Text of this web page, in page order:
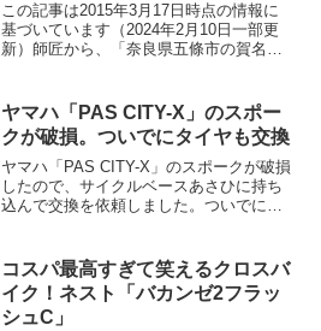
この記事は2015年3月17日時点の情報に
基づいています（2024年2月10日一部更
新）師匠から、「奈良県五條市の賀名生
を受けました。で、師匠は電チャリ（ヤ
マハ・PAS...
ヤマハ「PAS CITY-X」のスポー
クが破損。ついでにタイヤも交換
ヤマハ「PAS CITY-X」のスポークが破損
したので、サイクルベースあさひに持ち
込んで交換を依頼しました。ついでにタ
ヤはMAXXIS（マキシス）の
「DETONATOR（デトネイター）20×1
3/8 TIR31307」から共和（ミリオン）の
「C245 20×1-3/8 WO」に交換。
コスパ最高すぎて笑えるクロスバ
イク！ネスト「バカンゼ2フラッ
シュC」